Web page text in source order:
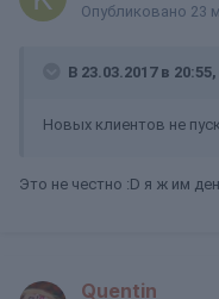
Опубликовано 23
В 23.03.2017 в
Новых клиентов не
Это не честно :D я ж им
Quentin